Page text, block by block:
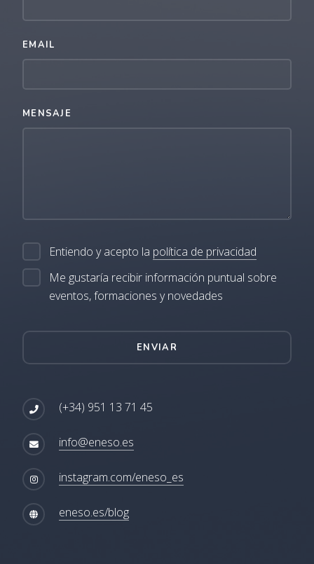
EMAIL
MENSAJE
Entiendo y acepto la política de privacidad
Me gustaría recibir información puntual sobre
eventos, formaciones y novedades
ENVIAR
(+34) 951 13 71 45
info@eneso.es
instagram.com/eneso_es
eneso.es/blog